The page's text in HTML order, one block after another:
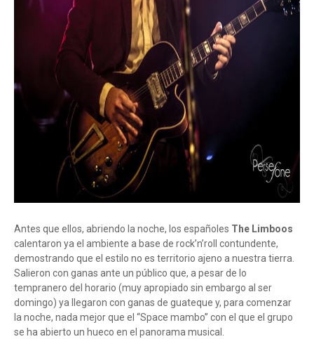
Antes que ellos, abriendo la noche, los españoles The Limboos
calentaron ya el ambiente a base de rock’n’roll contundente,
demostrando que el estilo no es territorio ajeno a nuestra tierra.
Salieron con ganas ante un público que, a pesar de lo
tempranero del horario (muy apropiado sin embargo al ser
domingo) ya llegaron con ganas de guateque y, para comenzar
la noche, nada mejor que el “Space mambo” con el que el grupo
se ha abierto un hueco en el panorama musical.